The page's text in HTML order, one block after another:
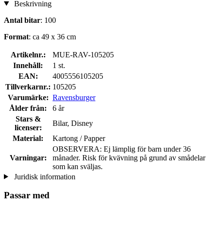
Beskrivning
Antal bitar: 100
Format: ca 49 x 36 cm
Artikelnr.:
MUE-RAV-105205
Innehåll:
1 st.
EAN:
4005556105205
Tillverkarnr.: 105205
Varumärke: Ravensburger
Ålder från:
6 år
Stars &
licenser:
Bilar, Disney
Material:
Kartong / Papper
Varningar:
OBSERVERA: Ej lämplig för barn under 36
månader. Risk för kvävning på grund av smådelar
som kan sväljas.
Juridisk information
Passar med